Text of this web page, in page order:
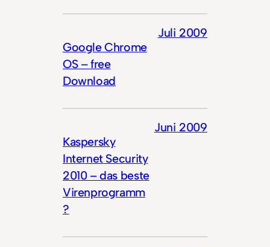
Google Chrome
OS – free
Download
Juli 2009
Kaspersky
Internet Security
2010 – das beste
Virenprogramm
?
Juni 2009